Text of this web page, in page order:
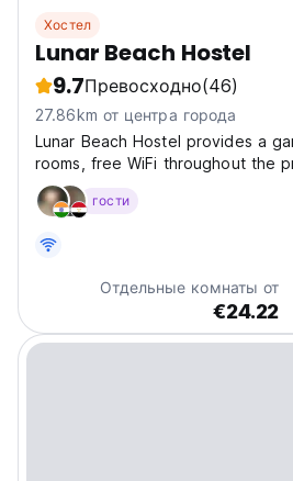
Хостел
Lunar Beach Hostel
9.7Превосходно(46)
27.86km от центра города
Lunar Beach Hostel provides a
rooms, free WiFi throughout the
lounge. The property is set 3.4
11 km from Louvre Abu Dhabi and
accommodation...
гости
Отдельные комнаты от
€24.22